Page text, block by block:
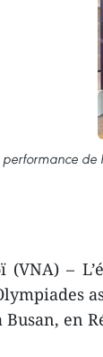
(VNA) –
Busan, en